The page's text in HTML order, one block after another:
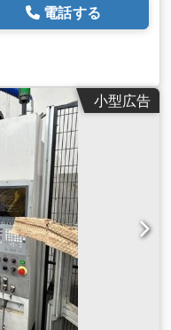
電話する
小型広告